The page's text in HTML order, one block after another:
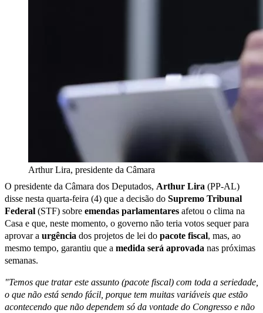
Arthur Lira, presidente da Câmara
O presidente da Câmara dos Deputados, Arthur Lira (PP-AL)
disse nesta quarta-feira (4) que a decisão do Supremo Tribunal
Federal (STF) sobre emendas parlamentares afetou o clima na
Casa e que, neste momento, o governo não teria votos sequer para
aprovar a urgência dos projetos de lei do pacote fiscal, mas, ao
mesmo tempo, garantiu que a medida será aprovada nas próximas
semanas.
"Temos que tratar este assunto (pacote fiscal) com toda a seriedade,
o que não está sendo fácil, porque tem muitas variáveis que estão
acontecendo que não dependem só da vontade do Congresso e não